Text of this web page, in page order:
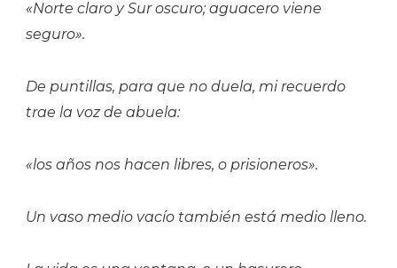
«Norte claro y Sur oscuro; aguacero viene
seguro».
De puntillas, para que no duela, mi recuerdo
trae la voz de abuela:
«los años nos hacen libres, o prisioneros».
Un vaso medio vacío también está medio lleno.